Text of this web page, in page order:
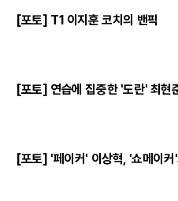
[포토] T1 이지훈 코치의 밴픽
[포토] 연습에 집중한 '도란' 최현
[포토] '페이커' 이상혁, '쇼메이커